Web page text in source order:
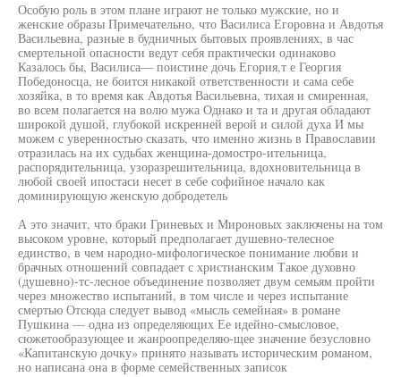
Особую роль в этом плане играют не только мужские, но и
женские образы Примечательно, что Василиса Егоровна и Авдотья
Васильевна, разные в будничных бытовых проявлениях, в час
смертельной опасности ведут себя практически одинаково
Казалось бы, Василиса— поистине дочь Егория,т е Георгия
Победоносца, не боится никакой ответственности и сама себе
хозяйка, в то время как Авдотья Васильевна, тихая и смиренная,
во всем полагается на волю мужа Однако и та и другая обладают
широкой душой, глубокой искренней верой и силой духа И мы
можем с уверенностью сказать, что именно жизнь в Православии
отразилась на их судьбах женщина-домостро-ительница,
распорядительница, узоразрешительница, вдохновительница в
любой своей ипостаси несет в себе софийное начало как
доминирующую женскую добродетель
А это значит, что браки Гриневых и Мироновых заключены на том
высоком уровне, который предполагает душевно-телесное
единство, в чем народно-мифологическое понимание любви и
брачных отношений совпадает с христианским Такое духовно
(душевно)-тс-лесное объединение позволяет двум семьям пройти
через множество испытаний, в том числе и через испытание
смертью Отсюда следует вывод «мысль семейная» в романе
Пушкина — одна из определяющих Ее идейно-смысловое,
сюжетообразующее и жанроопределяю-щее значение безусловно
«Капитанскую дочку» принято называть историческим романом,
но написана она в форме семейственных записок